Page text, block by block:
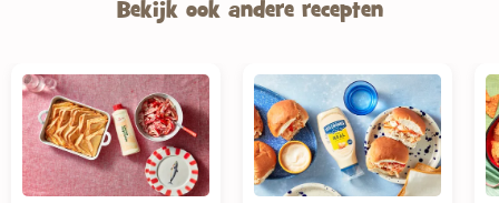
Bekijk ook andere recepten